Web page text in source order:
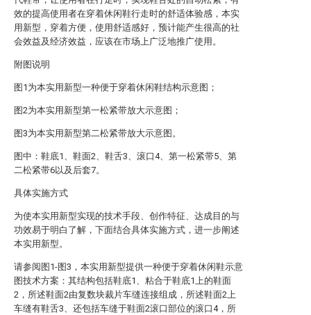
效的提高使用者在穿着休闲鞋行走时的舒适体验感，本实
用新型，穿着方便，使用舒适感好，预计能产生很高的社
会效益及经济效益，应该在市场上广泛地推广使用。
附图说明
图1为本实用新型一种便于穿着休闲鞋结构示意图；
图2为本实用新型第一松紧带放大示意图；
图3为本实用新型第二松紧带放大示意图。
图中：鞋底1、鞋面2、鞋舌3、滚口4、第一松紧带5、第
二松紧带6以及后套7。
具体实施方式
为使本实用新型实现的技术手段、创作特征、达成目的与
功效易于明白了解，下面结合具体实施方式，进一步阐述
本实用新型。
请参阅图1-图3，本实用新型提供一种便于穿着休闲鞋示意
图技术方案：其结构包括鞋底1、粘合于鞋底1上的鞋面
2，所述鞋面2由复数块裁片车缝连接组成，所述鞋面2上
车缝有鞋舌3、还包括车缝于鞋面2滚口部位的滚口4，所